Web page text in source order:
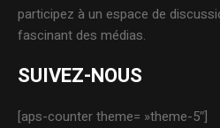
participez à un espace de
fascinant des médias.
SUIVEZ-NOUS
[aps-counter theme= »theme-5″]